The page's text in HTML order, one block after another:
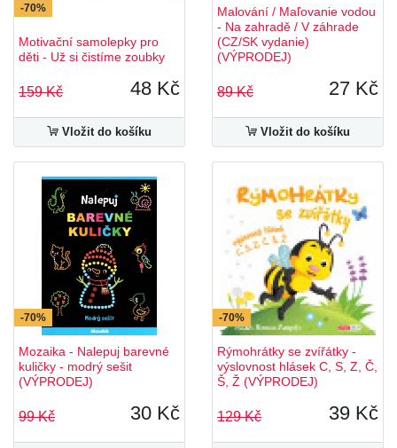
-70%
Motivační samolepky pro
děti - Už si čistíme zoubky
159 Kč 48 Kč
Vložit do košíku
Malování / Maľovanie vodou
- Na zahradě / V záhrade
(CZ/SK vydanie)
(VÝPRODEJ)
89 Kč 27 Kč
Vložit do košíku
-70%
Mozaika - Nalepuj barevné
kuličky - modrý sešit
(VÝPRODEJ)
99 Kč 30 Kč
-70%
Rýmohrátky se zvířátky -
výslovnost hlásek C, S, Z, Č,
Š, Ž (VÝPRODEJ)
129 Kč 39 Kč